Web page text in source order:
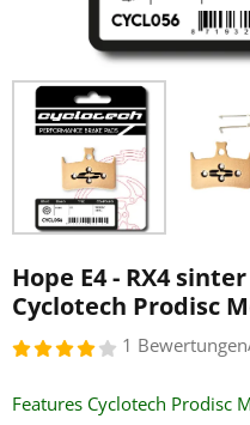
Hope E4 - RX4
Cyclotech Prodisc
1 Bewertungen
Features Cyclotech Prodisc